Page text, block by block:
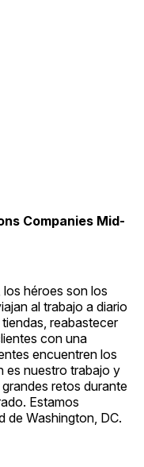
Companies Mid-
los héroes son los
al trabajo a diario
reabastecer
con una
encuentren los
es nuestro trabajo y
retos durante
Estamos
de Washington, DC.